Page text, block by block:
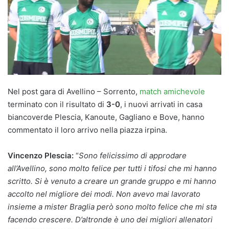
Nel post gara di Avellino – Sorrento, match amichevole
terminato con il risultato di 3-0, i nuovi arrivati in casa
biancoverde Plescia, Kanoute, Gagliano e Bove, hanno
commentato il loro arrivo nella piazza irpina.
Vincenzo Plescia: “Sono felicissimo di approdare
all’Avellino, sono molto felice per tutti i tifosi che mi hanno
scritto. Si è venuto a creare un grande gruppo e mi hanno
accolto nel migliore dei modi. Non avevo mai lavorato
insieme a mister Braglia però sono molto felice che mi sta
facendo crescere. D’altronde è uno dei migliori allenatori